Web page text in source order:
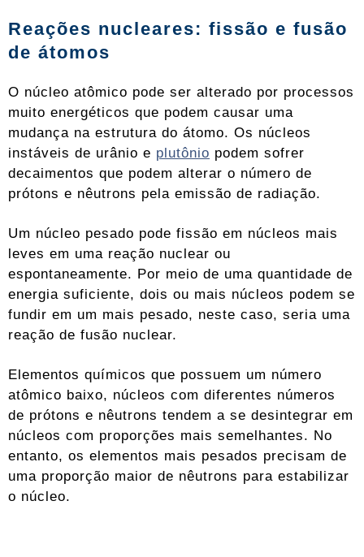
Reações nucleares: fissão e fusão
de átomos
O núcleo atômico pode ser alterado por processos
muito energéticos que podem causar uma
mudança na estrutura do átomo. Os núcleos
instáveis ​​de urânio e plutônio podem sofrer
decaimentos que podem alterar o número de
prótons e nêutrons pela emissão de radiação.
Um núcleo pesado pode fissão em núcleos mais
leves em uma reação nuclear ou
espontaneamente. Por meio de uma quantidade de
energia suficiente, dois ou mais núcleos podem se
fundir em um mais pesado, neste caso, seria uma
reação de fusão nuclear.
Elementos químicos que possuem um número
atômico baixo, núcleos com diferentes números
de prótons e nêutrons tendem a se desintegrar em
núcleos com proporções mais semelhantes. No
entanto, os elementos mais pesados ​​precisam de
uma proporção maior de nêutrons para estabilizar
o núcleo.